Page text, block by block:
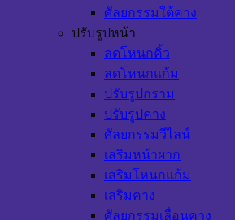
ศัลยกรรมใต้คาง
ปรับรูปหน้า
ลดโหนกคิ้ว
ลดโหนกแก้ม
ปรับรูปกราม
ปรับรูปคาง
ศัลยกรรมวีไลน์
เสริมหน้าผาก
เสริมโหนกแก้ม
เสริมคาง
ศัลยกรรมเลื่อนคาง